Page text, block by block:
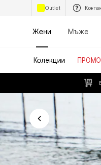
Outlet
Жени Мъже
Колекции